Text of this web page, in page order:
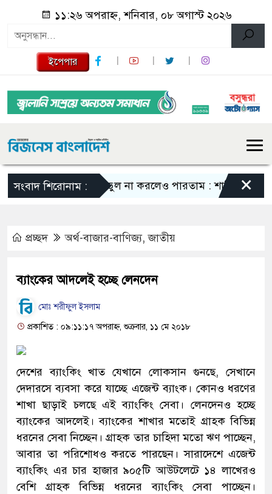
১১:২৬ অপরাহ্ন, শনিবার, ০৮ অগাস্ট ২০২৬
ইপেপার
সংবাদ শিরোনাম :
এমন ভুল না করলেও পারতাম : শাকিব খান ×
প্রচ্ছদ অর্থ-বাজার-বাণিজ্য,জাতীয়
ব্যাংকের আদলেই হচ্ছে লেনদেন
মোঃ শরীফুল ইসলাম
প্রকাশিত : ০৯:১১:১৭ অপরাহ্ন, শুক্রবার, ১১ মে ২০১৮
দেশের ব্যাংকিং খাত যেখানে লোকসান গুনছে, সেখানে
দেদারসে ব্যবসা করে যাচ্ছে এজেন্ট ব্যাংক। কোনও ধরণের
শাখা ছাড়াই চলছে এই ব্যাংকিং সেবা। লেনদেনও হচ্ছে
ব্যাংকের আদলেই। ব্যাংকের শাখার মতোই গ্রাহক বিভিন্ন
ধরনের সেবা নিচ্ছেন। গ্রাহক তার চাহিদা মতো ঋণ পাচ্ছেন,
আবার তা পরিশোধও করতে পারছেন। সারাদেশে এজেন্ট
ব্যাংকিং এর চার হাজার ৯০৫টি আউটলেটে ১৪ লাখেরও
বেশি গ্রাহক বিভিন্ন ধরনের ব্যাংকিং সেবা পাচ্ছেন।